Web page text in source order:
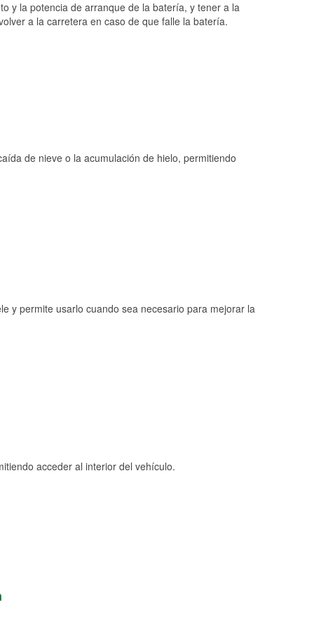
y la potencia de arranque de la batería, y tener a la
a la carretera en caso de que falle la batería.
de nieve o la acumulación de hielo, permitiendo
y permite usarlo cuando sea necesario para mejorar la
acceder al interior del vehículo.